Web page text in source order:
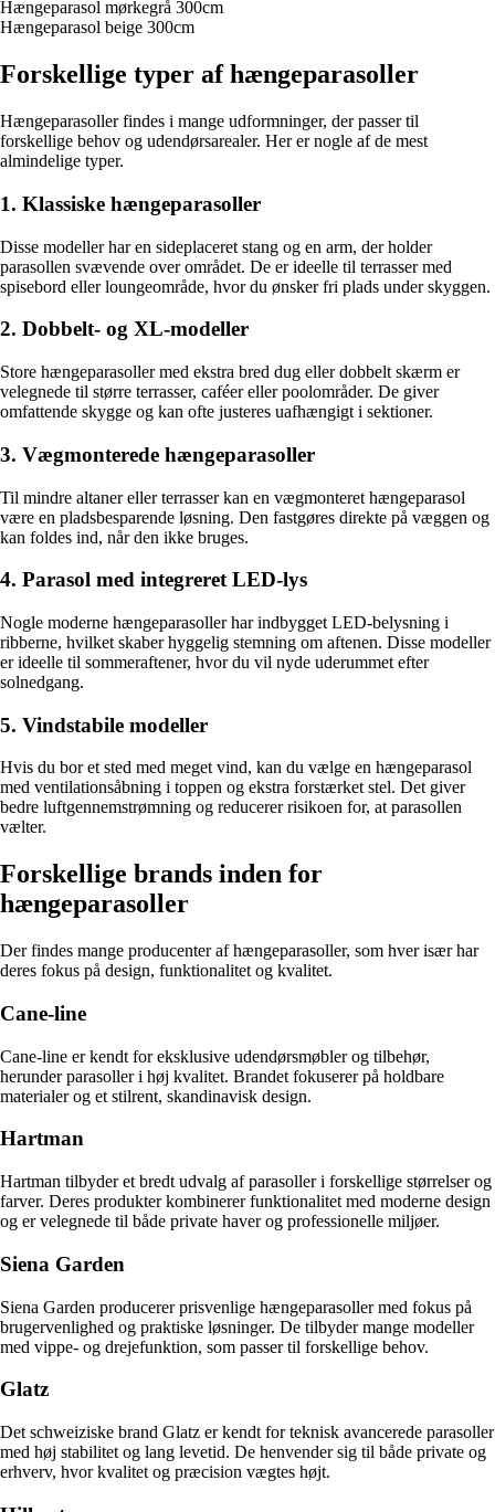
Hængeparasol mørkegrå 300cm
Hængeparasol beige 300cm
Forskellige typer af hængeparasoller
Hængeparasoller findes i mange udformninger, der passer til
forskellige behov og udendørsarealer. Her er nogle af de mest
almindelige typer.
1. Klassiske hængeparasoller
Disse modeller har en sideplaceret stang og en arm, der holder
parasollen svævende over området. De er ideelle til terrasser med
spisebord eller loungeområde, hvor du ønsker fri plads under skyggen.
2. Dobbelt- og XL-modeller
Store hængeparasoller med ekstra bred dug eller dobbelt skærm er
velegnede til større terrasser, caféer eller poolområder. De giver
omfattende skygge og kan ofte justeres uafhængigt i sektioner.
3. Vægmonterede hængeparasoller
Til mindre altaner eller terrasser kan en vægmonteret hængeparasol
være en pladsbesparende løsning. Den fastgøres direkte på væggen og
kan foldes ind, når den ikke bruges.
4. Parasol med integreret LED-lys
Nogle moderne hængeparasoller har indbygget LED-belysning i
ribberne, hvilket skaber hyggelig stemning om aftenen. Disse modeller
er ideelle til sommeraftener, hvor du vil nyde uderummet efter
solnedgang.
5. Vindstabile modeller
Hvis du bor et sted med meget vind, kan du vælge en hængeparasol
med ventilationsåbning i toppen og ekstra forstærket stel. Det giver
bedre luftgennemstrømning og reducerer risikoen for, at parasollen
vælter.
Forskellige brands inden for
hængeparasoller
Der findes mange producenter af hængeparasoller, som hver især har
deres fokus på design, funktionalitet og kvalitet.
Cane-line
Cane-line er kendt for eksklusive udendørsmøbler og tilbehør,
herunder parasoller i høj kvalitet. Brandet fokuserer på holdbare
materialer og et stilrent, skandinavisk design.
Hartman
Hartman tilbyder et bredt udvalg af parasoller i forskellige størrelser og
farver. Deres produkter kombinerer funktionalitet med moderne design
og er velegnede til både private haver og professionelle miljøer.
Siena Garden
Siena Garden producerer prisvenlige hængeparasoller med fokus på
brugervenlighed og praktiske løsninger. De tilbyder mange modeller
med vippe- og drejefunktion, som passer til forskellige behov.
Glatz
Det schweiziske brand Glatz er kendt for teknisk avancerede parasoller
med høj stabilitet og lang levetid. De henvender sig til både private og
erhverv, hvor kvalitet og præcision vægtes højt.